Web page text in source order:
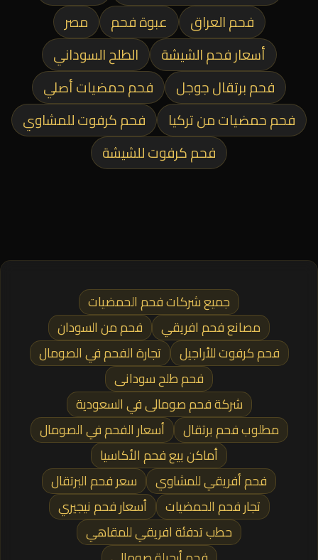
فحم العراق
عبوة فحم
مصر
أسعار فحم الشيشة
الطلح السوداني
فحم برتقال جوجل
فحم حمضيات أصلي
فحم حمضيات من تركيا
فحم كرفوت للمشاوي
فحم كرفوت للشيشة
جميع شركات فحم الحمضيات
مصانع فحم افريقي
فحم من السودان
فحم كرفوت للأراجيل
تجارة الفحم في الصومال
فحم طلح سودانى
شركة فحم صومالى في السعودية
مطلوب فحم برتقال
أسعار الفحم في الصومال
أماكن بيع فحم الأكاسيا
فحم أفريقي للمشاوي
سعر فحم البرتقال
تجار فحم الحمضيات
أسعار فحم نيجيري
حطب تدفئة افريقي للمقاهي